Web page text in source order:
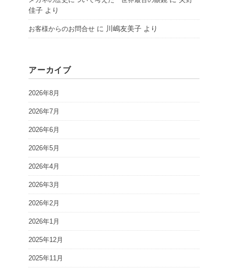
佳子 より
お客様からのお問合せ に 川嶋友美子 より
アーカイブ
2026年8月
2026年7月
2026年6月
2026年5月
2026年4月
2026年3月
2026年2月
2026年1月
2025年12月
2025年11月